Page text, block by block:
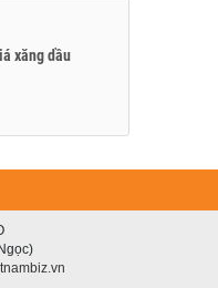
xăng dầu